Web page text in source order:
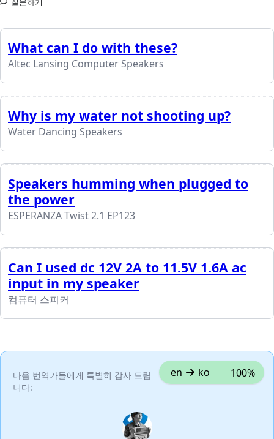
What can I do with these?
Altec Lansing Computer Speakers
Why is my water not shooting up?
Water Dancing Speakers
Speakers humming when plugged to
the power
ESPERANZA Twist 2.1 EP123
Can I used dc 12V 2A to 11.5V 1.6A ac
input in my speaker
컴퓨터 스피커
다음 번역가들에게 특별히 감사 드립
니다:
en ko 100%